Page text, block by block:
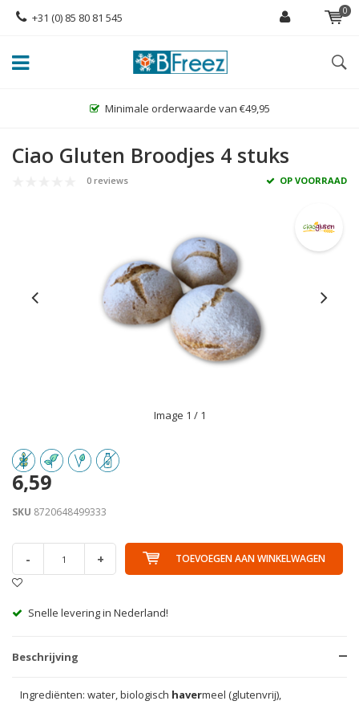
+31 (0) 85 80 81 545 0
Minimale orderwaarde van €49,95
Ciao Gluten Broodjes 4 stuks
0 reviews OP VOORRAAD
Image 1 / 1
6,59
SKU 8720648499333
- + TOEVOEGEN AAN WINKELWAGEN
Snelle levering in Nederland!
Beschrijving
Ingrediënten: water, biologisch havermeel (glutenvrij),